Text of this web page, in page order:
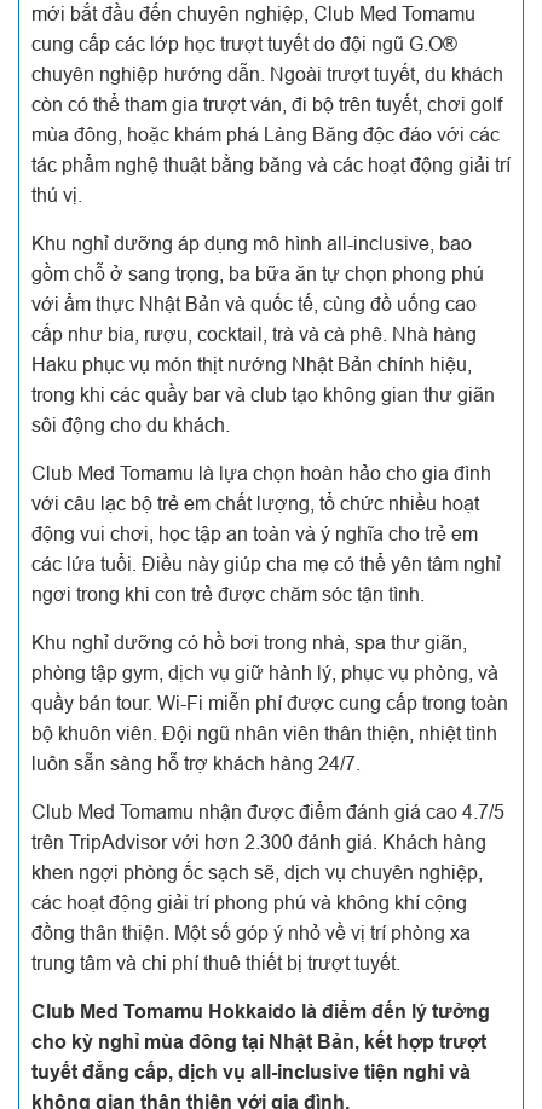
mới bắt đầu đến chuyên nghiệp, Club Med Tomamu
cung cấp các lớp học trượt tuyết do đội ngũ G.O®
chuyên nghiệp hướng dẫn. Ngoài trượt tuyết, du khách
còn có thể tham gia trượt ván, đi bộ trên tuyết, chơi golf
mùa đông, hoặc khám phá Làng Băng độc đáo với các
tác phẩm nghệ thuật bằng băng và các hoạt động giải trí
thú vị.
Khu nghỉ dưỡng áp dụng mô hình all-inclusive, bao
gồm chỗ ở sang trọng, ba bữa ăn tự chọn phong phú
với ẩm thực Nhật Bản và quốc tế, cùng đồ uống cao
cấp như bia, rượu, cocktail, trà và cà phê. Nhà hàng
Haku phục vụ món thịt nướng Nhật Bản chính hiệu,
trong khi các quầy bar và club tạo không gian thư giãn
sôi động cho du khách.
Club Med Tomamu là lựa chọn hoàn hảo cho gia đình
với câu lạc bộ trẻ em chất lượng, tổ chức nhiều hoạt
động vui chơi, học tập an toàn và ý nghĩa cho trẻ em
các lứa tuổi. Điều này giúp cha mẹ có thể yên tâm nghỉ
ngơi trong khi con trẻ được chăm sóc tận tình.
Khu nghỉ dưỡng có hồ bơi trong nhà, spa thư giãn,
phòng tập gym, dịch vụ giữ hành lý, phục vụ phòng, và
quầy bán tour. Wi-Fi miễn phí được cung cấp trong toàn
bộ khuôn viên. Đội ngũ nhân viên thân thiện, nhiệt tình
luôn sẵn sàng hỗ trợ khách hàng 24/7.
Club Med Tomamu nhận được điểm đánh giá cao 4.7/5
trên TripAdvisor với hơn 2.300 đánh giá. Khách hàng
khen ngợi phòng ốc sạch sẽ, dịch vụ chuyên nghiệp,
các hoạt động giải trí phong phú và không khí cộng
đồng thân thiện. Một số góp ý nhỏ về vị trí phòng xa
trung tâm và chi phí thuê thiết bị trượt tuyết.
Club Med Tomamu Hokkaido là điểm đến lý tưởng
cho kỳ nghỉ mùa đông tại Nhật Bản, kết hợp trượt
tuyết đẳng cấp, dịch vụ all-inclusive tiện nghi và
không gian thân thiện với gia đình.